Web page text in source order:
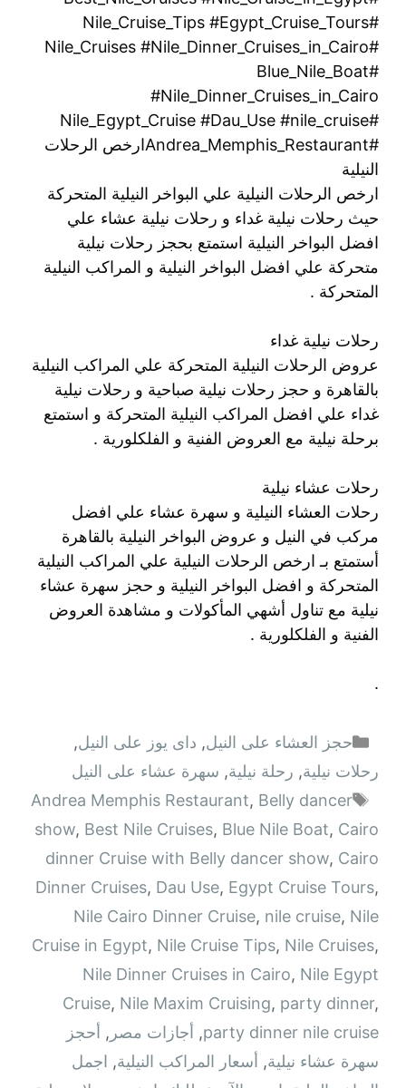
#Nile_Cruise_Tips #Egypt_Cruise_Tours
#Nile_Cruises #Nile_Dinner_Cruises_in_Cairo
#Blue_Nile_Boat
#Nile_Dinner_Cruises_in_Cairo
#Nile_Egypt_Cruise #Dau_Use #nile_cruise
#Andrea_Memphis_Restaurantارخص الرحلات
النيلية
ارخص الرحلات النيلية علي البواخر النيلية المتحركة
حيث رحلات نيلية غداء و رحلات نيلية عشاء علي
افضل البواخر النيلية استمتع بحجز رحلات نيلية
متحركة علي افضل البواخر النيلية و المراكب النيلية
المتحركة .
رحلات نيلية غداء
عروض الرحلات النيلية المتحركة علي المراكب النيلية
بالقاهرة و حجز رحلات نيلية صباحية و رحلات نيلية
غداء علي افضل المراكب النيلية المتحركة و استمتع
برحلة نيلية مع العروض الفنية و الفلكلورية .
رحلات عشاء نيلية
رحلات العشاء النيلية و سهرة عشاء علي افضل
مركب في النيل و عروض البواخر النيلية بالقاهرة
أستمتع بـ ارخص الرحلات النيلية علي المراكب النيلية
المتحركة و افضل البواخر النيلية و حجز سهرة عشاء
نيلية مع تناول أشهي المأكولات و مشاهدة العروض
الفنية و الفلكلورية .
.
التصنيفات
حجز العشاء على النيل, داى يوز على النيل,
رحلات نيلية, رحلة نيلية, سهرة عشاء على النيل
الوسوم
Andrea Memphis Restaurant, Belly dancer
show, Best Nile Cruises, Blue Nile Boat, Cairo
dinner Cruise with Belly dancer show, Cairo
Dinner Cruises, Dau Use, Egypt Cruise Tours,
Nile Cairo Dinner Cruise, nile cruise, Nile
Cruise in Egypt, Nile Cruise Tips, Nile Cruises,
Nile Dinner Cruises in Cairo, Nile Egypt
Cruise, Nile Maxim Cruising, party dinner,
party dinner nile cruise
, أجازات مصر , أحجز
سهرة عشاء نيلية, أسعار المراكب النيلية, اجمل